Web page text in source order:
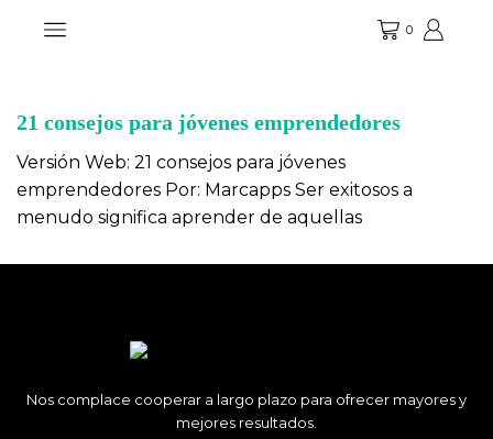
0
21 consejos para jóvenes emprendedores
Versión Web: 21 consejos para jóvenes
emprendedores Por: Marcapps Ser exitosos a
menudo significa aprender de aquellas
Nos complace cooperar a largo plazo para ofrecer mayores y
mejores resultados.